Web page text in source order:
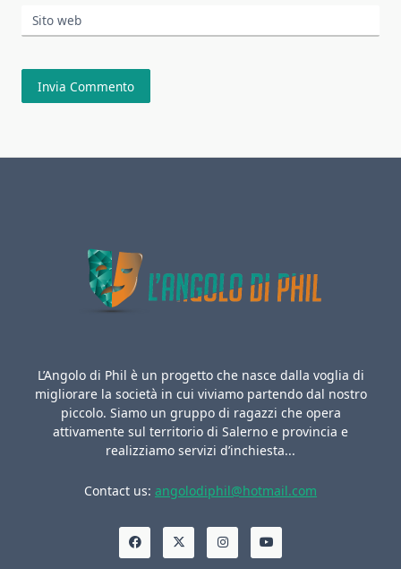
Sito web
L’Angolo di Phil è un progetto che nasce dalla voglia di
migliorare la società in cui viviamo partendo dal nostro
piccolo. Siamo un gruppo di ragazzi che opera
attivamente sul territorio di Salerno e provincia e
realizziamo servizi d’inchiesta...
Contact us: angolodiphil@hotmail.com